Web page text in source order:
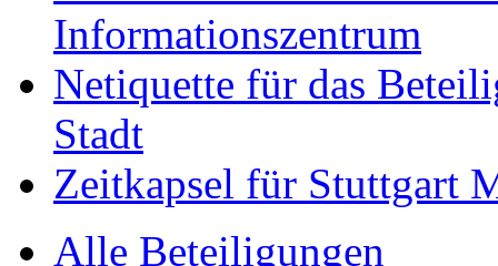
Informationszentrum
Netiquette für das
Stadt
Zeitkapsel für Stuttgart
Alle Beteiligungen